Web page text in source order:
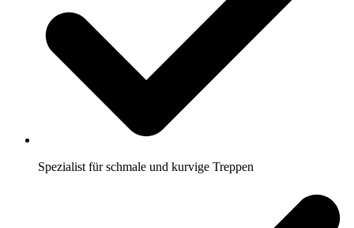
Spezialist für schmale und kurvige Treppen